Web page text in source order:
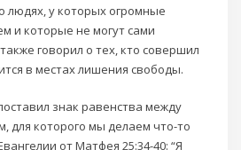
людях, у которых огромные
и которые не могут сами
говорил о тех, кто совершил
в местах лишения свободы.
знак равенства между
для которого мы делаем что-то
от Матфея 25:34-40: “Я